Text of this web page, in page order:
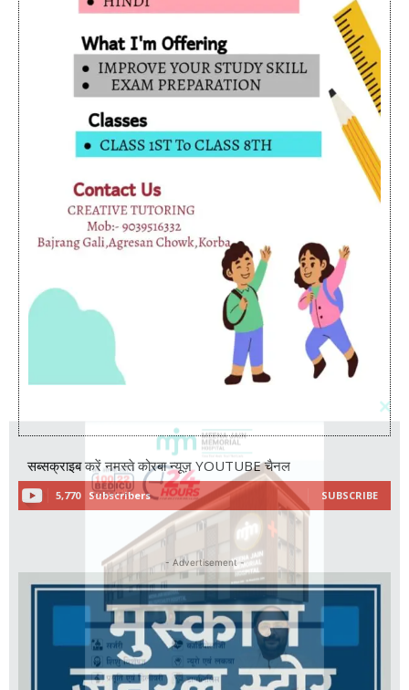
सब्सक्राइब करें नमस्ते कोरबा न्यूज़ YOUTUBE चैनल
5,770 Subscribers SUBSCRIBE
- Advertisement -